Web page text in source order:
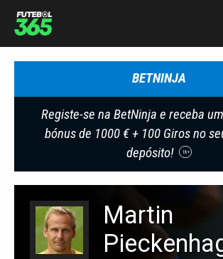
BETNINJA
Registe-se na BetNinja e receba
bónus de 1000 € + 100 Giros no
depósito!
18+
Martin